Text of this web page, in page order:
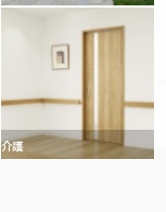
介護